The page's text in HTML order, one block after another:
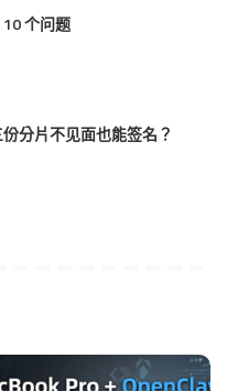
个问题
分片不见面也能签名？